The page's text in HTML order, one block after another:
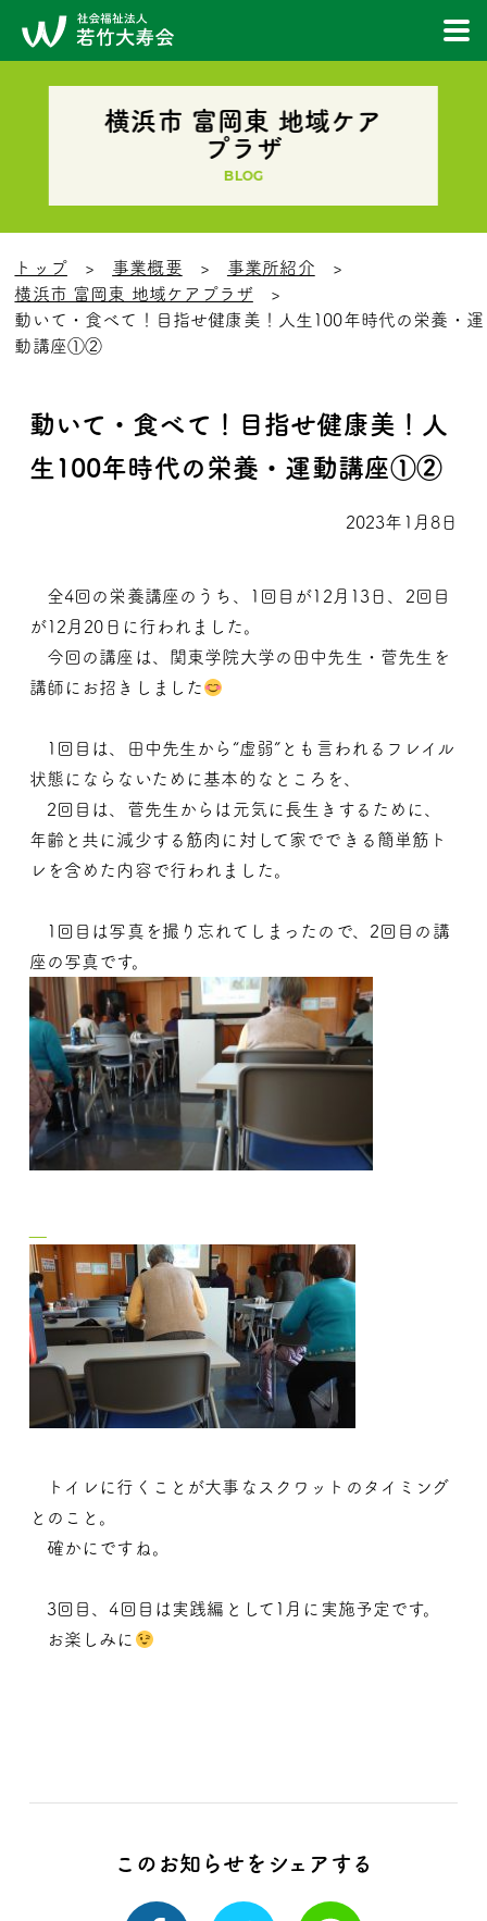
横浜市 富岡東 地域ケア
プラザ
BLOG
トップ 事業概要
事業所紹介
横浜市 富岡東 地域ケアプラザ
動いて・食べて！目指せ健康美！人生100年時代の栄養・運
動講座①②
動いて・食べて！目指せ健康美！人
生100年時代の栄養・運動講座①②
2023年1月8日
全4回の栄養講座のうち、1回目が12月13日、2回目
が12月20日に行われました。
今回の講座は、関東学院大学の田中先生・菅先生を
講師にお招きしました
1回目は、田中先生から“虚弱”とも言われるフレイル
状態にならないために基本的なところを、
2回目は、菅先生からは元気に長生きするために、
年齢と共に減少する筋肉に対して家でできる簡単筋ト
レを含めた内容で行われました。
1回目は写真を撮り忘れてしまったので、2回目の講
座の写真です。
トイレに行くことが大事なスクワットのタイミング
とのこと。
確かにですね。
3回目、4回目は実践編として1月に実施予定です。
お楽しみに
このお知らせをシェアする